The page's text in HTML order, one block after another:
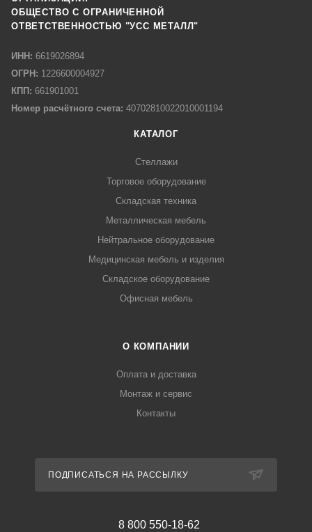
ОБЩЕСТВО С ОГРАНИЧЕННОЙ
ОТВЕТСТВЕННОСТЬЮ "УСС МЕТАЛЛ"
ИНН: 6619026894
ОГРН: 1226600004927
КПП: 661901001
Номер расчётного счета: 40702810022010001194
КАТАЛОГ
Стеллажи
Торговое оборудование
Складская техника
Металлическая мебель
Нейтральное оборудование
Медицинская мебель и изделия
Складское оборудование
Офисная мебель
О КОМПАНИИ
Оплата и доставка
Монтаж и сервис
Контакты
ПОДПИСАТЬСЯ НА РАССЫЛКУ
8 800 550-18-62